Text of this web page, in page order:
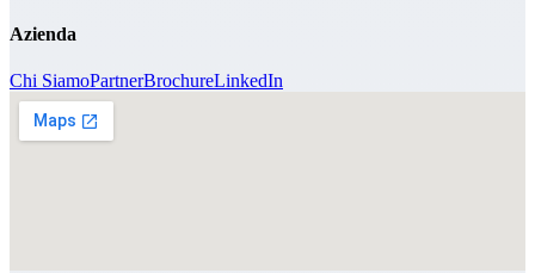
Azienda
Chi SiamoPartnerBrochureLinkedIn